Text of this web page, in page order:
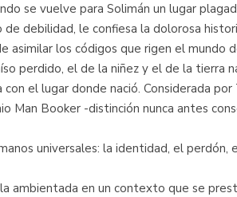
se vuelve para Solimán un lugar
debilidad, le confiesa la dolorosa
asimilar los códigos que rigen el
perdido, el de la niñez y el de la tierra
el lugar donde nació. Considerada
Man Booker -distinción nunca antes
universales: la identidad, el perdón,
ambientada en un contexto que se